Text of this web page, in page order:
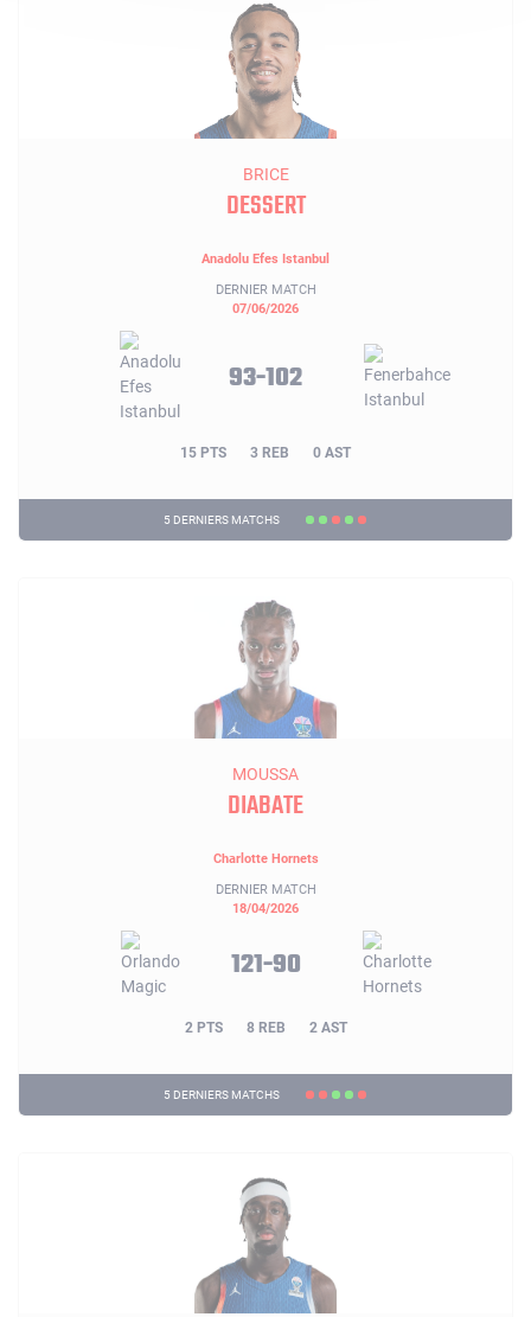
BRICE
DESSERT
Anadolu Efes Istanbul
DERNIER MATCH
07/06/2026
93-102
15 PTS 3 REB 0 AST
5 DERNIERS MATCHS
MOUSSA
DIABATE
Charlotte Hornets
DERNIER MATCH
18/04/2026
121-90
2 PTS 8 REB 2 AST
5 DERNIERS MATCHS